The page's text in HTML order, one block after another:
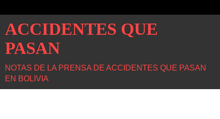
ACCIDENTES QUE
PASAN
NOTAS DE LA PRENSA DE ACCIDENTES QUE PASAN
EN BOLIVIA